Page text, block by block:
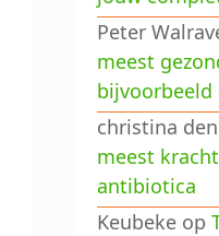
Peter
meest
bijvoorbeeld
christina
meest
antibiotica
Keubekeop